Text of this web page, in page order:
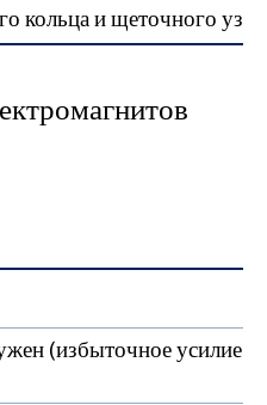
кольца и щеточного узла.
(избыточное усилие